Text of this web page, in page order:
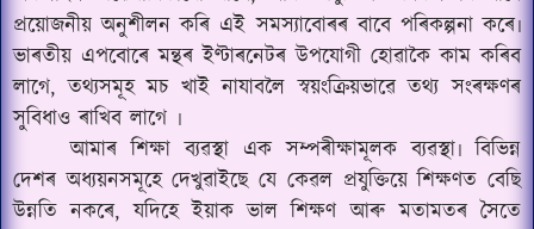
প্ৰয়োজনীয় অনুশীলন কৰি এই সমস্যাবোৰৰ বাবে পৰিকল্পনা কৰে৷
ভাৰতীয় এপবোৰে মন্থৰ ইণ্টাৰনেটৰ উপযোগী হোৱাকৈ কাম কৰিব
লাগে, তথ্যসমূহ মচ খাই নাযাবলৈ স্বয়ংক্ৰিয়ভাৱে তথ্য সংৰক্ষণৰ
সুবিধাও ৰাখিব লাগে ৷
আমাৰ শিক্ষা ব্যৱস্থা এক সম্পৰীক্ষামূলক ব্যৱস্থা৷ বিভিন্ন
দেশৰ অধ্যয়নসমূহে দেখুৱাইছে যে কেৱল প্ৰযুক্তিয়ে শিক্ষণত বেছি
উন্নতি নকৰে, যদিহে ইয়াক ভাল শিক্ষণ আৰু মতামতৰ সৈতে